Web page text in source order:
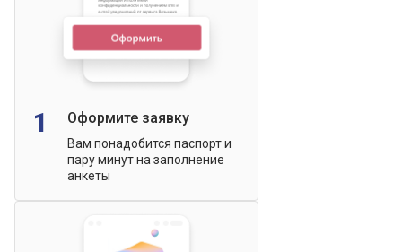
1 Оформите заявку
Вам понадобится паспорт и
пару минут на заполнение
анкеты